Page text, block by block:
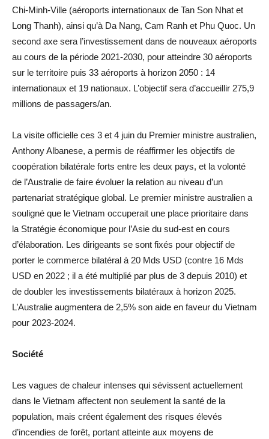
Chi-Minh-Ville (aéroports internationaux de Tan Son Nhat et
Long Thanh), ainsi qu’à Da Nang, Cam Ranh et Phu Quoc. Un
second axe sera l’investissement dans de nouveaux aéroports
au cours de la période 2021-2030, pour atteindre 30 aéroports
sur le territoire puis 33 aéroports à horizon 2050 : 14
internationaux et 19 nationaux. L’objectif sera d’accueillir 275,9
millions de passagers/an.
La visite officielle ces 3 et 4 juin du Premier ministre australien,
Anthony Albanese, a permis de réaffirmer les objectifs de
coopération bilatérale forts entre les deux pays, et la volonté
de l’Australie de faire évoluer la relation au niveau d’un
partenariat stratégique global. Le premier ministre australien a
souligné que le Vietnam occuperait une place prioritaire dans
la Stratégie économique pour l’Asie du sud-est en cours
d’élaboration. Les dirigeants se sont fixés pour objectif de
porter le commerce bilatéral à 20 Mds USD (contre 16 Mds
USD en 2022 ; il a été multiplié par plus de 3 depuis 2010) et
de doubler les investissements bilatéraux à horizon 2025.
L’Australie augmentera de 2,5% son aide en faveur du Vietnam
pour 2023-2024.
Société
Les vagues de chaleur intenses qui sévissent actuellement
dans le Vietnam affectent non seulement la santé de la
population, mais créent également des risques élevés
d’incendies de forêt, portant atteinte aux moyens de